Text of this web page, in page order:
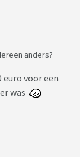
anders?
voor een
was